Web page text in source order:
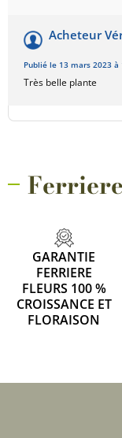
Acheteur
Publié le 13 mars 2023 à
Très belle plante
GARANTIE
FERRIERE
FLEURS 100 %
CROISSANCE ET
FLORAISON